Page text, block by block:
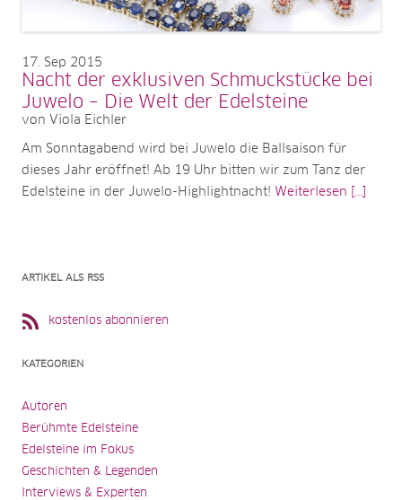
17 Sep 2015
Nacht der exklusiven Schmuckstücke bei
Juwelo – Die Welt der Edelsteine
von Viola Eichler
Am Sonntagabend wird bei Juwelo die Ballsaison für
dieses Jahr eröffnet! Ab 19 Uhr bitten wir zum Tanz der
Edelsteine in der Juwelo-Highlightnacht! Weiterlesen [...]
ARTIKEL ALS RSS
kostenlos abonnieren
KATEGORIEN
Autoren
Berühmte Edelsteine
Edelsteine im Fokus
Geschichten & Legenden
Interviews & Experten